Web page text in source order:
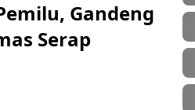
Gandeng
Serap